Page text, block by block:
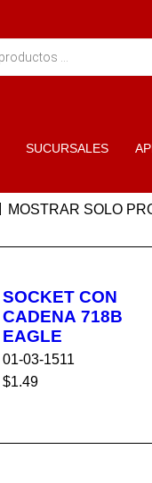
SUCURSALES
MOSTRAR SOLO
SOCKET CON
CADENA 718B
EAGLE
01-03-1511
$1.49